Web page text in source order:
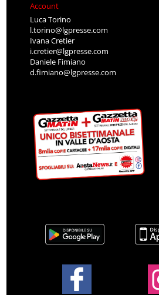
Account
Luca Torino
l.torino@lgpresse.com
Ivana Cretier
i.cretier@lgpresse.com
Daniele Fimiano
d.fimiano@lgpresse.com